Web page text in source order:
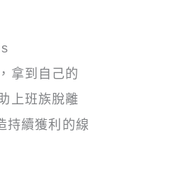
拿到自己的
上班族脫離
持續獲利的線